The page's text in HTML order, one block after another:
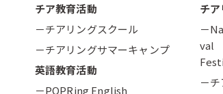
チア教育活動
－チアリングスクール
－チアリングサマーキャンプ
英語教育活動
－POPRing English
チ
－
val
－